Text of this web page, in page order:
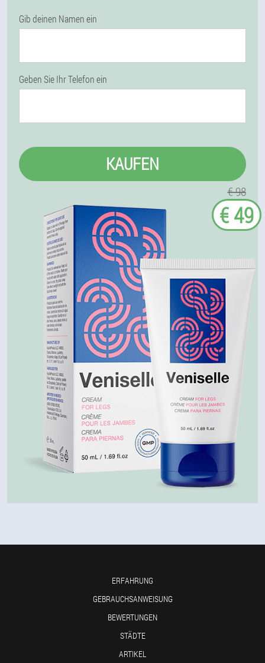
Gib deinen Namen ein
Geben Sie Ihr Telefon ein
KAUFEN
€ 98
€ 49
ERFAHRUNG
GEBRAUCHSANWEISUNG
BEWERTUNGEN
STÄDTE
ARTIKEL